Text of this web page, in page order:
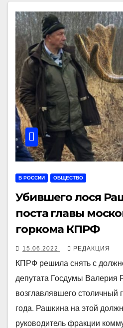
В РОССИИ ОБЩЕСТВО
Убившего лося
поста главы
горкома КПРФ
15.06.2022 РЕДАКЦИЯ
КПРФ решила снять с
депутата Госдумы Валерия
возглавлявшего столичный
года. Рашкина на этой
руководитель фракции